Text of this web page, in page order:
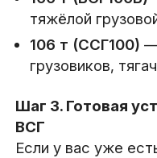
тяжёлой
106 т (ССГ100) —
грузовиков,
Шаг 3. Готовая
ВСГ
Если у вас уже